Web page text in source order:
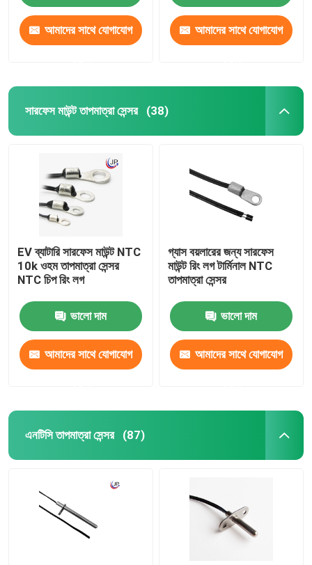
আমাদের সাথে যোগাযোগ আমাদের সাথে যোগাযোগ
সারফেস মাউন্ট তাপমাত্রা সেন্সর (38)
EV ব্যাটারি সারফেস মাউন্ট NTC
10k ওহম তাপমাত্রা সেন্সর
NTC চিপ রিং লগ
ভালো দাম
আমাদের সাথে যোগাযোগ
গ্যাস বয়লারের জন্য সারফেস
মাউন্ট রিং লগ টার্মিনাল NTC
তাপমাত্রা সেন্সর
ভালো দাম
আমাদের সাথে যোগাযোগ
এনটিসি তাপমাত্রা সেন্সর (87)